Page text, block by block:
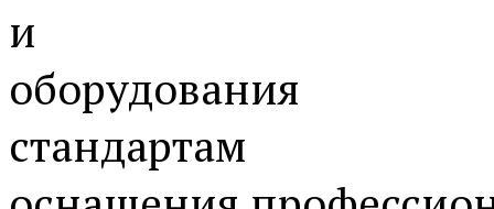
и
оборудования
стандартам